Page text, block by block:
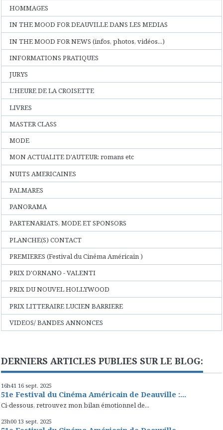
HOMMAGES
IN THE MOOD FOR DEAUVILLE DANS LES MEDIAS
IN THE MOOD FOR NEWS (infos, photos, vidéos...)
INFORMATIONS PRATIQUES
JURYS
L'HEURE DE LA CROISETTE
LIVRES
MASTER CLASS
MODE
MON ACTUALITE D'AUTEUR: romans etc
NUITS AMERICAINES
PALMARES
PANORAMA
PARTENARIATS, MODE ET SPONSORS
PLANCHE(S) CONTACT
PREMIERES (Festival du Cinéma Américain )
PRIX D'ORNANO - VALENTI
PRIX DU NOUVEL HOLLYWOOD
PRIX LITTERAIRE LUCIEN BARRIERE
VIDEOS/ BANDES ANNONCES
DERNIERS ARTICLES PUBLIES SUR LE BLOG:
16h41 16 sept. 2025
51e Festival du Cinéma Américain de Deauville :...
Ci-dessous, retrouvez mon bilan émotionnel de...
23h00 13 sept. 2025